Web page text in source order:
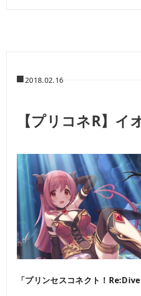
2018.02.16
【プリコネR】
「プリンセスコネクト！